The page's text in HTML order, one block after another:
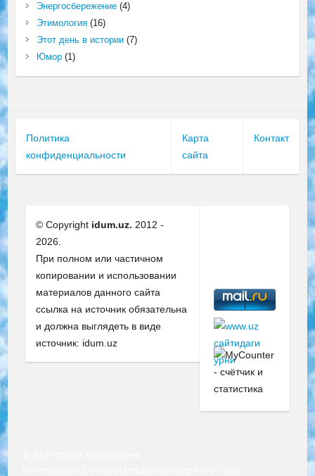
Энергосбережение(4)
Этимология(16)
Этот день в истории(7)
Юмор(1)
Политика
конфиденциальности
Карта
сайта
Контакт
© Copyright idum.uz. 2012 -
2026.
При полном или частичном
копировании и использовании
материалов данного сайта
ссылка на источник обязательна
и должна выглядеть в виде
источник: idum.uz